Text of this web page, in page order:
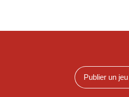
Publier un